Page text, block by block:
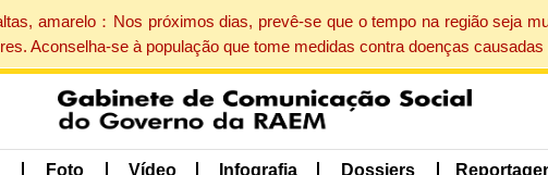
amarelo：Nos próximos dias, prevê-se que o tempo na região seja
Aconselha-se à população que tome medidas contra doenças
Foto Vídeo Infografia Dossiers